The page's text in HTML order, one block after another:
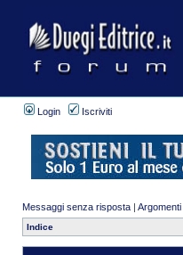
Login Iscriviti
Messaggi senza risposta | Argomenti
Indice